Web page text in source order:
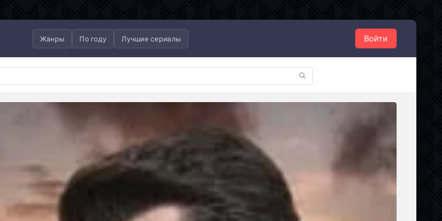
Жанры По году Лучшие сериалы Войти